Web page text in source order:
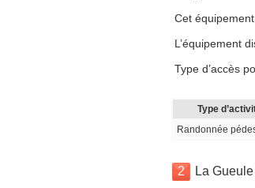
Cet
L’équipement
Type d’accès
Type
Randonnée
2 La